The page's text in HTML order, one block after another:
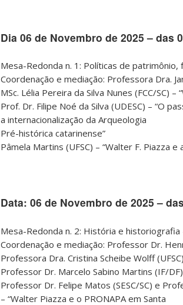
Dia 06 de Novembro de 2025 – das
Mesa-Redonda n. 1: Políticas de patrimônio,
Coordenação e mediação: Professora Dra.
MSc. Lélia Pereira da Silva Nunes (FCC/SC) –
Prof. Dr. Filipe Noé da Silva (UDESC) – “O
a internacionalização da Arqueologia
Pré-histórica catarinense”
Pâmela Martins (UFSC) – “Walter F. Piazza
Data: 06 de Novembro de 2025 –
Mesa-Redonda n. 2: História e
Coordenação e mediação: Professor Dr.
Professora Dra. Cristina Scheibe Wolff
Professor Dr. Marcelo Sabino Martins (IF/
Professor Dr. Felipe Matos (SESC/SC) e
– “Walter Piazza e o PRONAPA em Santa